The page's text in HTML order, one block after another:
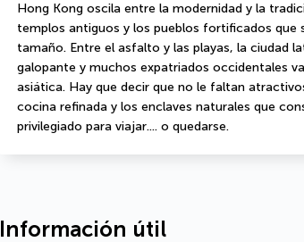
Hong Kong oscila entre la modernidad y la
templos antiguos y los pueblos fortificados que
tamaño. Entre el asfalto y las playas, la ciudad
galopante y muchos expatriados occidentales
asiática. Hay que decir que no le faltan
cocina refinada y los enclaves naturales que
privilegiado para viajar.... o quedarse.
Información útil